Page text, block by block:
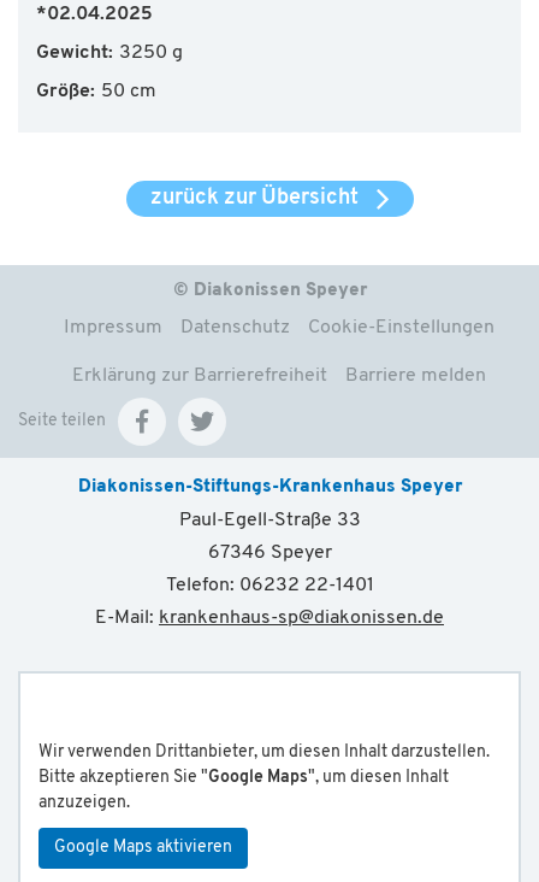
*02.04.2025
Gewicht: 3250 g
Größe: 50 cm
zurück zur Übersicht
© Diakonissen Speyer
Impressum Datenschutz Cookie-Einstellungen
Erklärung zur Barrierefreiheit Barriere melden
Seite teilen
Diakonissen-Stiftungs-Krankenhaus Speyer
Paul-Egell-Straße 33
67346 Speyer
Telefon: 06232 22-1401
E-Mail: krankenhaus-sp@diakonissen.de
Wir verwenden Drittanbieter, um diesen Inhalt darzustellen.
Bitte akzeptieren Sie "Google Maps", um diesen Inhalt
anzuzeigen.
Google Maps aktivieren